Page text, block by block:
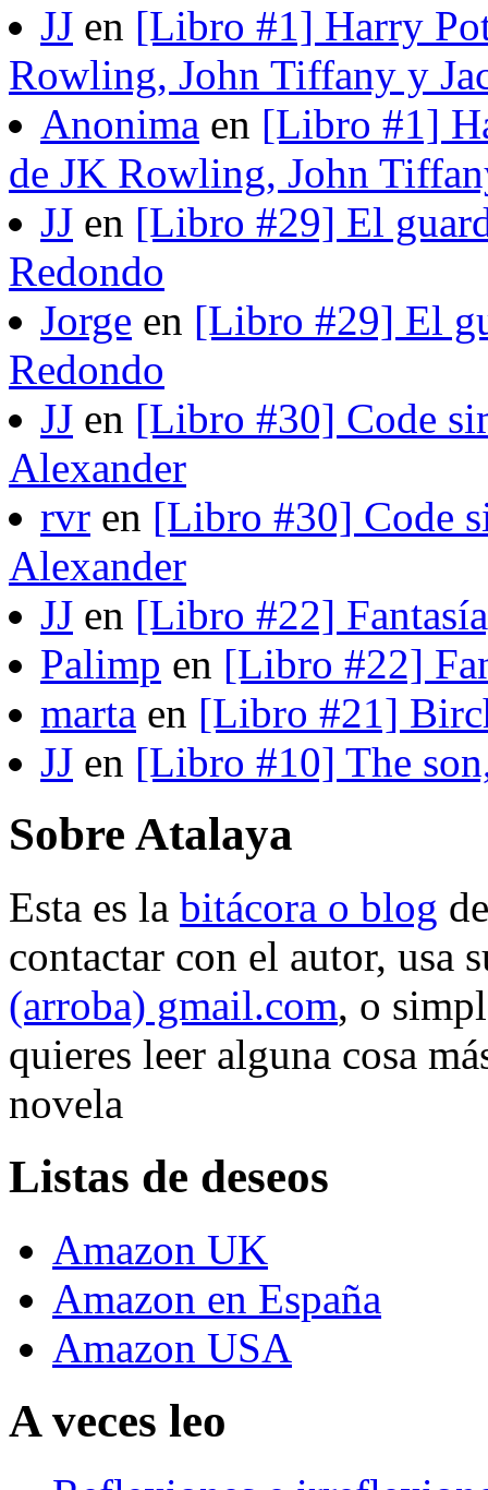
JJ en [Libro #1] Harry
Rowling, John Tiffany y
Anonima en [Libro #1]
de JK Rowling, John
JJ en [Libro #29] El
Redondo
Jorge en [Libro #29] El
Redondo
JJ en [Libro #30] Code
Alexander
rvr en [Libro #30] Code
Alexander
JJ en [Libro #22]
Palimp en [Libro #22]
marta en [Libro #21]
JJ en [Libro #10] The
Sobre Atalaya
Esta es la bitácora o blog
contactar con el autor, usa
(arroba) gmail.com, o
quieres leer alguna cosa
novela
Listas de deseos
Amazon UK
Amazon en España
Amazon USA
A veces leo